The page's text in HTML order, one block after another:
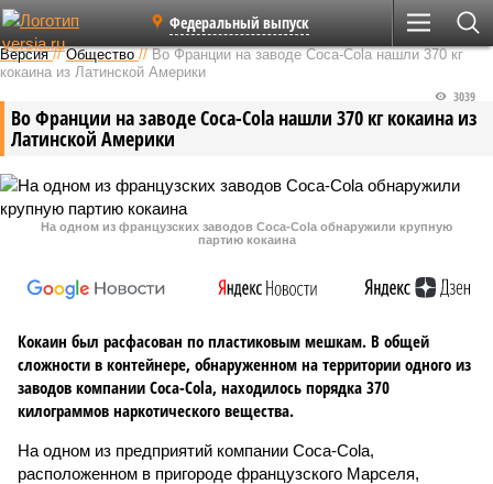
Федеральный выпуск
Версия //Общество //Во Франции на заводе Coca-Cola нашли 370 кг
кокаина из Латинской Америки
Во Франции на заводе Coca-Cola нашли 370 кг кокаина из
Латинской Америки
3039
На одном из французских заводов Coca-Cola обнаружили крупную
партию кокаина
Кокаин был расфасован по пластиковым мешкам. В общей
сложности в контейнере, обнаруженном на территории одного из
заводов компании Coca-Cola, находилось порядка 370
килограммов наркотического вещества.
На одном из предприятий компании Coca-Cola,
расположенном в пригороде французского Марселя,